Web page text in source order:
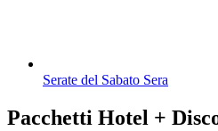
Serate del Sabato Sera
Pacchetti Hotel +